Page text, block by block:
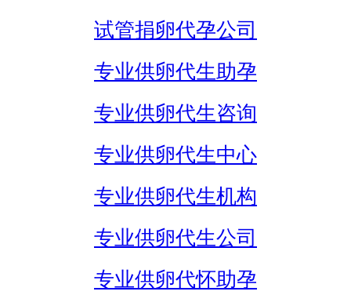
试管捐卵代孕公司
专业供卵代生助孕
专业供卵代生咨询
专业供卵代生中心
专业供卵代生机构
专业供卵代生公司
专业供卵代怀助孕